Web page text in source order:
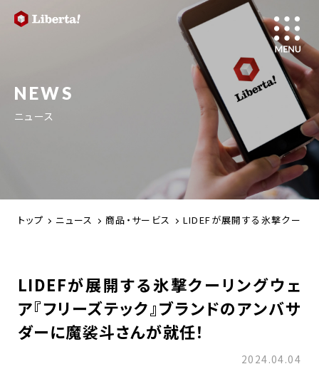
NEWS
ニュース
トップ ニュース 商品・サービス LIDEFが展開する氷撃クーリン
LIDEFが展開する氷撃クーリングウェ
ア『フリーズテック』ブランドのアンバサ
ダーに魔裟斗さんが就任！
2024.04.04